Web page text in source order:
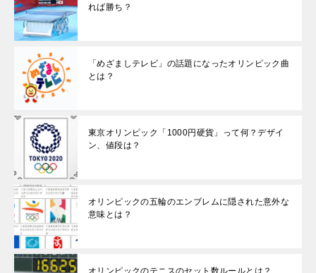
れば勝ち？
「めざましテレビ」の話題になったオリンピック曲
とは？
東京オリンピック「1000円硬貨」って何？デザイ
ン、値段は？
オリンピックの五輪のエンブレムに隠された意外な
意味とは？
オリンピックのテニスのセット数ルールとは？